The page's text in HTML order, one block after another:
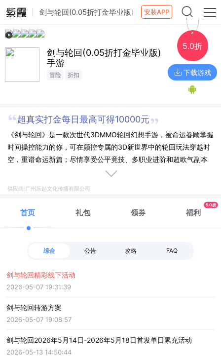
剑与轮回(0.05折打金毕业版)
手游
安装APP
剑与轮回(0.05折打金毕业版)
手游
冒险 折扣
5.0折
下载游戏
超真实打金每日最高可得10000元
《剑与轮回》是一款次世代3DMMO轮回幻想手游，被命运眷顾掌握
时间操控能力的你，可在颜控专属的3D新世界中的轮回玩法穿越时
空，重谱命运新篇；尽情享受公平竟技、多职业进阶和超欧气副本
等多元精彩，不同身世的BOSS已在堕落之境等待着强者的审判，即
供应商:广州乐起文化传播有限公司
首页 礼包 领券 福利
5.0折
综合 公告 攻略 FAQ
剑与轮回精彩线下活动
2026-05-07 19:31:39
剑与轮回转游方案
2026-05-07 19:08:57
剑与轮回2026年5月14日-2026年5月18日首发单日累充活动
2026-05-13 14:50:44